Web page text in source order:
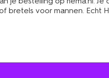
bretels voor mannen. Echt